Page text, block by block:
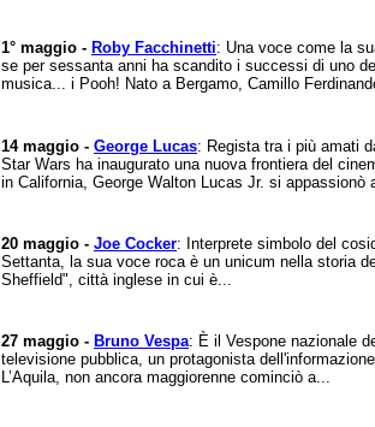
1° maggio - Roby Facchinetti: Una voce come la
se per sessanta anni ha scandito i successi di uno
musica... i Pooh! Nato a Bergamo, Camillo
14 maggio - George Lucas: Regista tra i più amati
Star Wars ha inaugurato una nuova frontiera del
in California, George Walton Lucas Jr. si appassionò
20 maggio - Joe Cocker: Interprete simbolo del
Settanta, la sua voce roca è un unicum nella storia
Sheffield", città inglese in cui è...
27 maggio - Bruno Vespa: È il Vespone nazionale
televisione pubblica, un protagonista
L’Aquila, non ancora maggiorenne cominciò a...